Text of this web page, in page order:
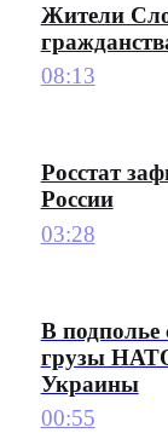
Жители
08:13
Росстат
России
03:28
В подполье
грузы
Украины
00:55